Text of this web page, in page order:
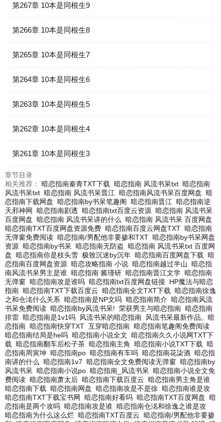
第267章 10本是同根生9
第266章 10本是同根生8
第265章 10本是同根生7
第264章 10本是同根生6
第263章 10本是同根生5
第262章 10本是同根生4
第261章 10本是同根生3
章节目录
相关推荐： 暗恋指南秦青TXT下载 暗恋指南 风流书呆txt 暗恋指南
风流书呆txt 暗恋指南 风流书呆晋江 暗恋指南风流书呆百度网盘 暗
恋指南下载网盘 暗恋指南by书呆笔趣阁 暗恋指南晋江 暗恋指南逆
天邪神网
暗恋指南剧透 暗恋指南txt百度云资源 暗恋指南 风流书呆
百度网盘 暗恋指南 风流书呆讲的什么
暗恋指南 风流书呆 百度网盘
暗恋指南TXT百度网盘资源免费 暗恋指南百度云网盘TXT 暗恋指南
无弹窗免费阅读 暗恋指南/男配他非要掺和TXT 暗恋指南by书呆网盘
资源 暗恋指南by书呆 暗恋指南无防盗 暗恋指南 风流书呆txt 百度网
盘 暗恋指南你是枝头雪 极致沉迷by沉年 暗恋指南百度网盘下载 暗
恋指南百度网盘资源 暗恋攻略指南 小说 暗恋指南越过半山 暗恋指
南风流书呆男主是谁 暗恋指南 酱瑾研 暗恋指南晋江文学 暗恋指南
无弹窗 暗恋指南攻是谁吗 暗恋指南txt百度网盘链接 HP魔法与暗恋
指南 暗恋指南TXT下载百度云 暗恋指南全文TXT下载 暗恋指南徐逸
之和仓洺什么关系 暗恋指南是NP文吗 暗恋指南简介 暗恋指南风流
书呆免费阅读 暗恋指南by风流书呆! 荣获男主与暗恋指南 暗恋指南
排雷 暗恋指南是1v1吗 风流书呆的暗恋指南
风流书呆最新作品。暗
恋指南 暗恋指南快穿TXT 互穿暗恋指南 暗恋指南笔趣阁免费阅读
暗恋指南结局是he吗 暗恋指南小说全文 暗恋指南久久小说网TXT下
载 暗恋指南翻车后松子茶 暗恋指南主角 暗恋指南小说TXT下载 暗
恋指南周寅坤 暗恋指南po 暗恋指南有车吗 暗恋指南花柒酒 暗恋指
南讲的什么
暗恋指南1v7 暗恋指南全文免费阅读无弹窗 暗恋指南by
风流书呆 暗恋指南小说po 暗恋指南_风流书呆 暗恋指南小说全文免
费阅读 暗恋指南萧太后 暗恋指南下载百度云 暗恋指南男主角是谁
暗恋指南下载 暗恋指南网盘 暗恋指南攻是不是徐 暗恋指南谁是攻
暗恋指南TXT下载宝书网
暗恋指南好看吗 暗恋指南TXT百度网盘 暗
恋指南是两个攻吗 暗恋指南攻是谁 暗恋指南仓洺和徐逸之谁是攻
暗恋指南为什么这么烂 暗恋指南TXT百度云 暗恋指南/男配他非要掺